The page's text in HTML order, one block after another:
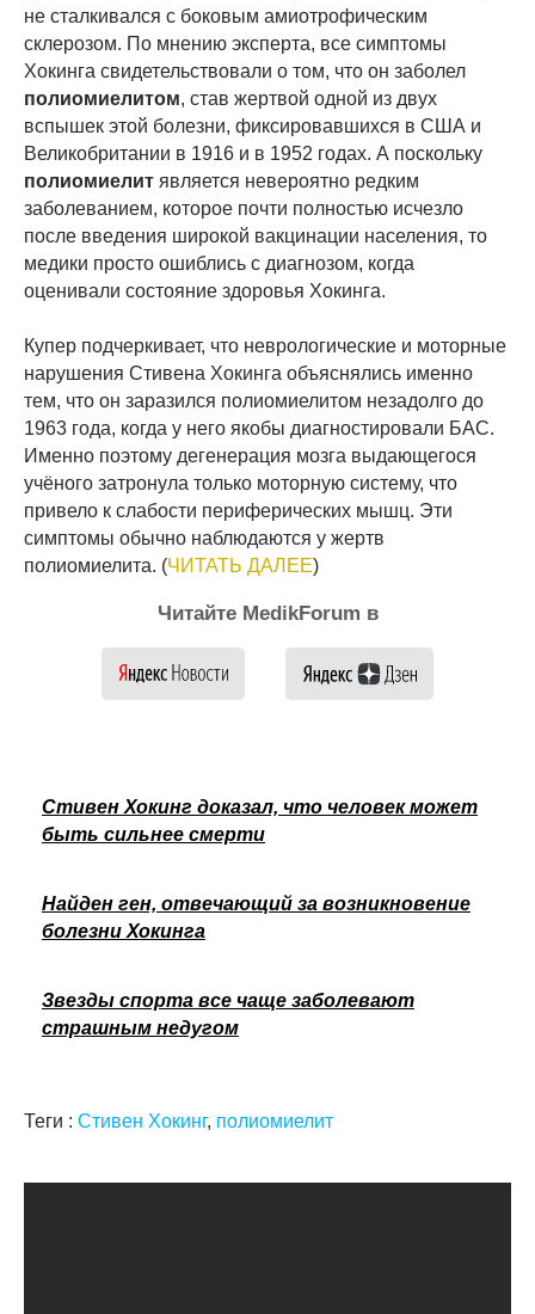
не сталкивался с боковым амиотрофическим
склерозом. По мнению эксперта, все симптомы
Хокинга свидетельствовали о том, что он заболел
полиомиелитом, став жертвой одной из двух
вспышек этой болезни, фиксировавшихся в США и
Великобритании в 1916 и в 1952 годах. А поскольку
полиомиелит является невероятно редким
заболеванием, которое почти полностью исчезло
после введения широкой вакцинации населения, то
медики просто ошиблись с диагнозом, когда
оценивали состояние здоровья Хокинга.
Купер подчеркивает, что неврологические и моторные
нарушения Стивена Хокинга объяснялись именно
тем, что он заразился полиомиелитом незадолго до
1963 года, когда у него якобы диагностировали БАС.
Именно поэтому дегенерация мозга выдающегося
учёного затронула только моторную систему, что
привело к слабости периферических мышц. Эти
симптомы обычно наблюдаются у жертв
полиомиелита. (ЧИТАТЬ ДАЛЕЕ)
Читайте MedikForum в
Стивен Хокинг доказал, что человек может
быть сильнее смерти
Найден ген, отвечающий за возникновение
болезни Хокинга
Звезды спорта все чаще заболевают
страшным недугом
Теги : Стивен Хокинг, полиомиелит